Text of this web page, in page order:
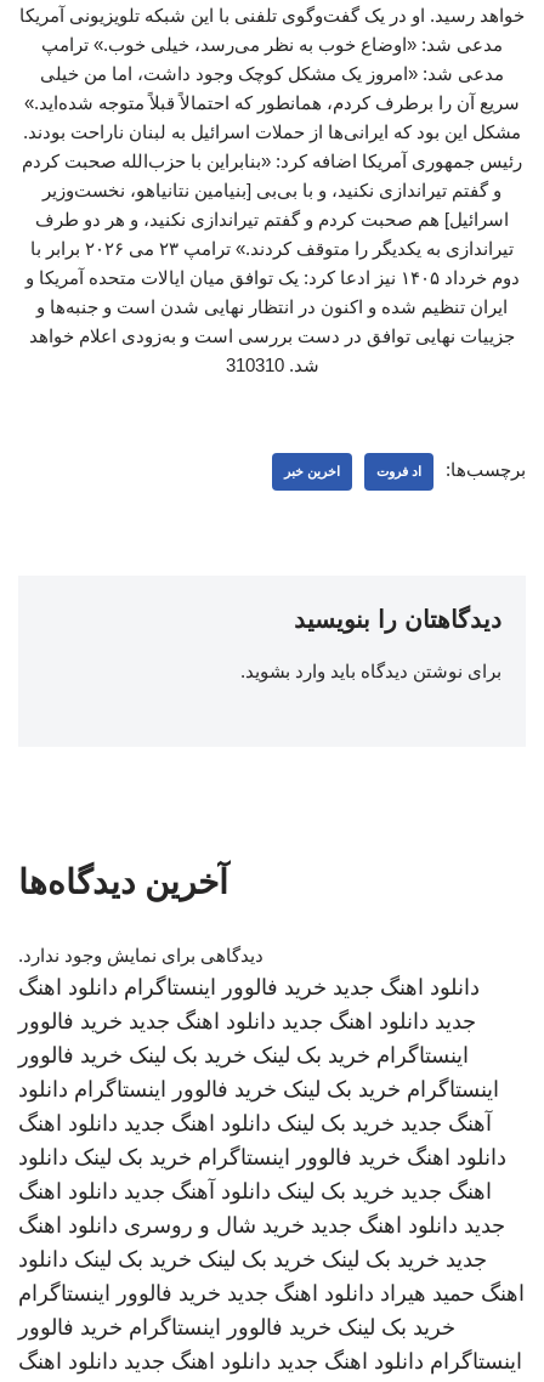
خواهد رسید. او در یک گفت‌وگوی تلفنی با این شبکه تلویزیونی آمریکا
مدعی شد: «اوضاع خوب به نظر می‌رسد، خیلی خوب.» ترامپ
مدعی شد: «امروز یک مشکل کوچک وجود داشت، اما من خیلی
سریع آن را برطرف کردم، همانطور که احتمالاً قبلاً متوجه شده‌اید.»
مشکل این بود که ایرانی‌ها از حملات اسرائیل به لبنان ناراحت بودند.
رئیس جمهوری آمریکا اضافه کرد: «بنابراین با حزب‌الله صحبت کردم
و گفتم تیراندازی نکنید، و با بی‌بی [بنیامین نتانیاهو، نخست‌وزیر
اسرائیل] هم صحبت کردم و گفتم تیراندازی نکنید، و هر دو طرف
تیراندازی به یکدیگر را متوقف کردند.» ترامپ ۲۳ می ۲۰۲۶ برابر با
دوم خرداد ۱۴۰۵ نیز ادعا کرد: یک توافق میان ایالات متحده آمریکا و
ایران تنظیم شده و اکنون در انتظار نهایی شدن است و جنبه‌ها و
جزییات نهایی توافق در دست بررسی است و به‌زودی اعلام خواهد
شد. 310310
برچسب‌ها: اد فروت اخرین خبر
دیدگاهتان را بنویسید
برای نوشتن دیدگاه باید وارد بشوید.
آخرین دیدگاه‌ها
دیدگاهی برای نمایش وجود ندارد.
دانلود اهنگ جدید خرید فالوور اینستاگرام دانلود اهنگ
جدید دانلود اهنگ جدید دانلود اهنگ جدید خرید فالوور
اینستاگرام خرید بک لینک خرید بک لینک خرید فالوور
اینستاگرام خرید بک لینک خرید فالوور اینستاگرام دانلود
آهنگ جدید خرید بک لینک دانلود اهنگ جدید دانلود اهنگ
دانلود اهنگ خرید فالوور اینستاگرام خرید بک لینک دانلود
اهنگ جدید خرید بک لینک دانلود آهنگ جدید دانلود اهنگ
جدید دانلود اهنگ جدید خرید شال و روسری دانلود اهنگ
جدید خرید بک لینک خرید بک لینک خرید بک لینک دانلود
اهنگ حمید هیراد دانلود اهنگ جدید خرید فالوور اینستاگرام
خرید بک لینک خرید فالوور اینستاگرام خرید فالوور
اینستاگرام دانلود اهنگ جدید دانلود اهنگ جدید دانلود اهنگ